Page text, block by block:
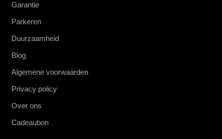
Garantie
Parkeren
Duurzaamheid
Blog
Algemene voorwaarden
Privacy policy
Over ons
Cadeaubon